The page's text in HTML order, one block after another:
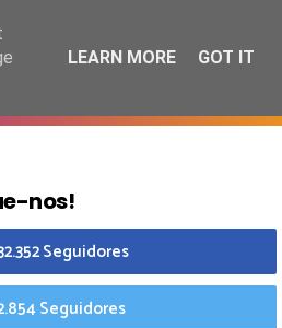
CALENDÁRIO
nos!
Seguidores
Seguidores
LEARN MORE GOT IT